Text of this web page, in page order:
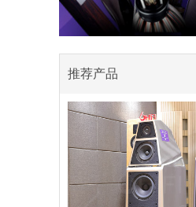
推荐产品